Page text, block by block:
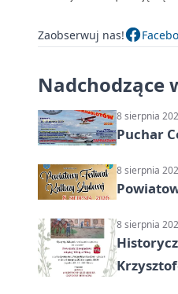
Zaobserwuj nas!
Nadchodzące
8 sierpnia
Puchar
8 sierpnia
8 sierpnia